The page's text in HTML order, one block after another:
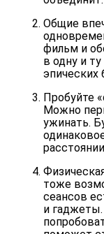
Общие
фильм и
в одну и
эпических
Пробуйте
Можно
ужинать.
тоже
сеансов
и